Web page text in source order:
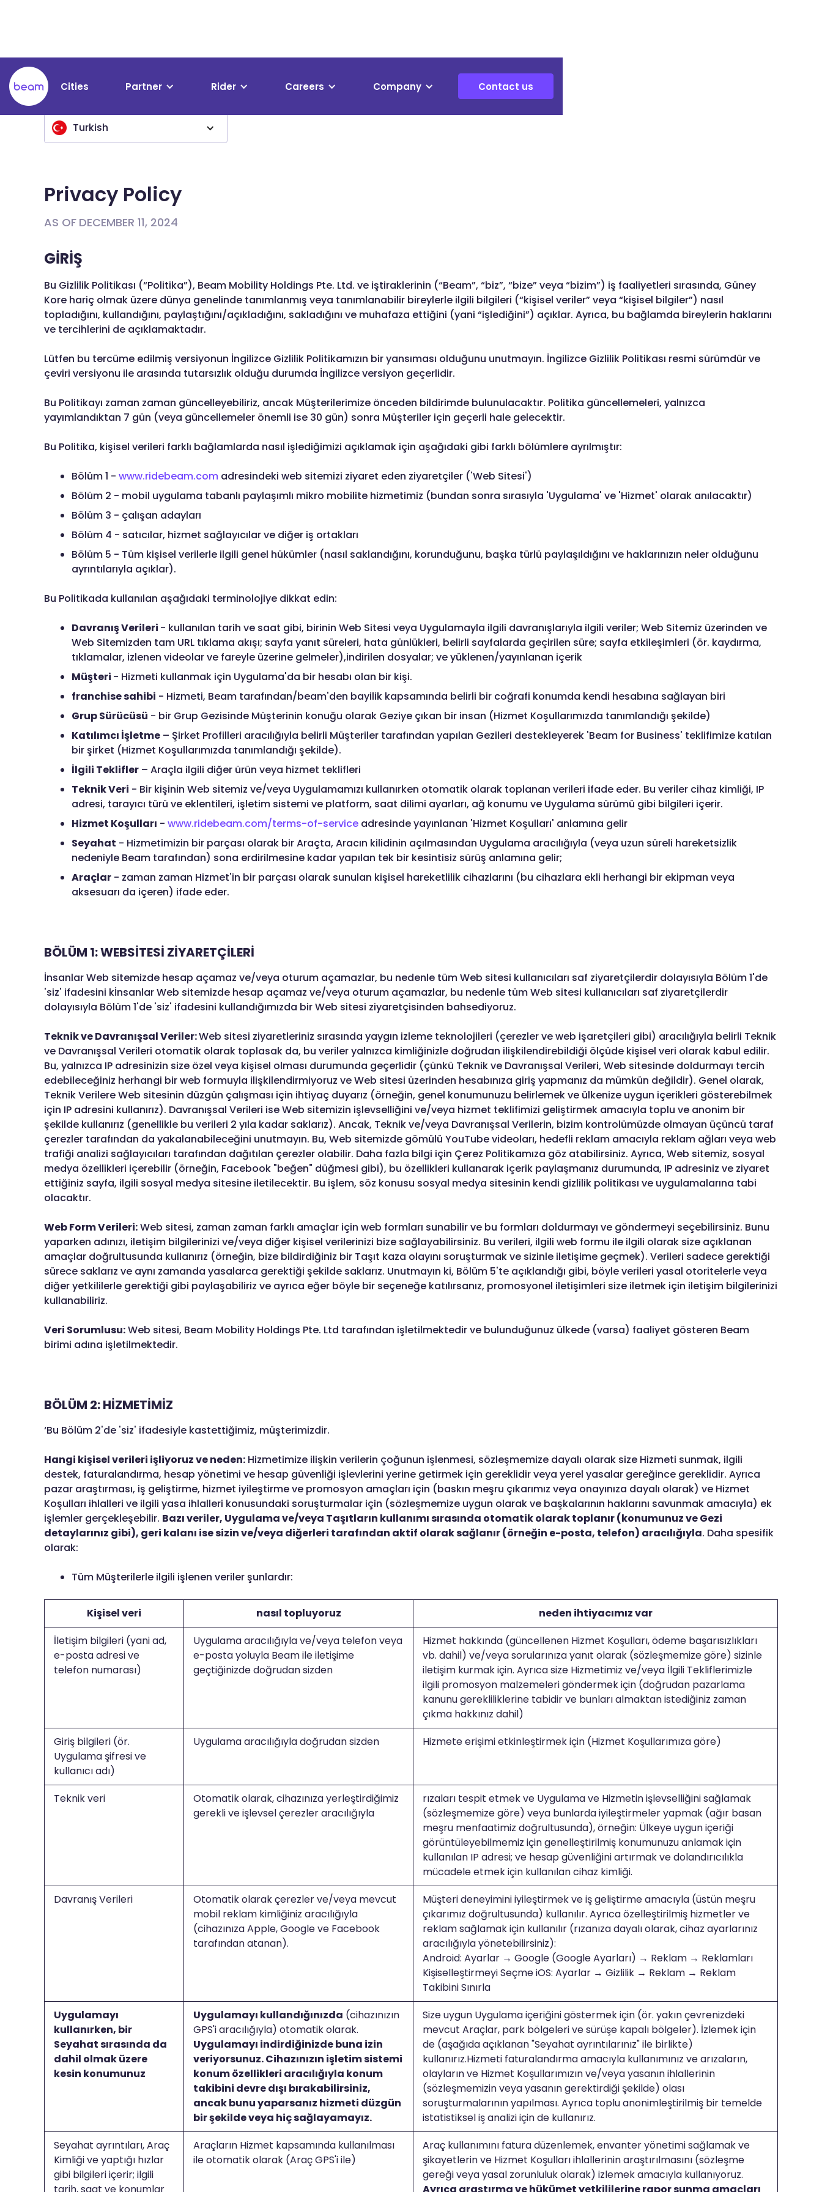
includes
an
accessibility
system.
disabilities
Cities Partner Rider Careers Company Contact us
Turkish
Privacy Policy
AS OF DECEMBER 11, 2024
GİRİŞ
Bu Gizlilik Politikası (“Politika”), Beam Mobility Holdings Pte. Ltd. ve iştiraklerinin (“Beam”, “biz”, “bize” veya “bizim”) iş faaliyetleri sırasında, Güney
Kore hariç olmak üzere dünya genelinde tanımlanmış veya tanımlanabilir bireylerle ilgili bilgileri (“kişisel veriler” veya “kişisel bilgiler”) nasıl
topladığını, kullandığını, paylaştığını/açıkladığını, sakladığını ve muhafaza ettiğini (yani “işlediğini”) açıklar. Ayrıca, bu bağlamda bireylerin haklarını
ve tercihlerini de açıklamaktadır.
Lütfen bu tercüme edilmiş versiyonun İngilizce Gizlilik Politikamızın bir yansıması olduğunu unutmayın. İngilizce Gizlilik Politikası resmi sürümdür ve
çeviri versiyonu ile arasında tutarsızlık olduğu durumda İngilizce versiyon geçerlidir.
Bu Politikayı zaman zaman güncelleyebiliriz, ancak Müşterilerimize önceden bildirimde bulunulacaktır. Politika güncellemeleri, yalnızca
yayımlandıktan 7 gün (veya güncellemeler önemli ise 30 gün) sonra Müşteriler için geçerli hale gelecektir.
Bu Politika, kişisel verileri farklı bağlamlarda nasıl işlediğimizi açıklamak için aşağıdaki gibi farklı bölümlere ayrılmıştır:
Bölüm 1 - www.ridebeam.com adresindeki web sitemizi ziyaret eden ziyaretçiler ('Web Sitesi')
Bölüm 2 - mobil uygulama tabanlı paylaşımlı mikro mobilite hizmetimiz (bundan sonra sırasıyla 'Uygulama' ve 'Hizmet' olarak anılacaktır)
Bölüm 3 - çalışan adayları
Bölüm 4 - satıcılar, hizmet sağlayıcılar ve diğer iş ortakları
Bölüm 5 - Tüm kişisel verilerle ilgili genel hükümler (nasıl saklandığını, korunduğunu, başka türlü paylaşıldığını ve haklarınızın neler olduğunu
ayrıntılarıyla açıklar).
Bu Politikada kullanılan aşağıdaki terminolojiye dikkat edin:
Davranış Verileri - kullanılan tarih ve saat gibi, birinin Web Sitesi veya Uygulamayla ilgili davranışlarıyla ilgili veriler; Web Sitemiz üzerinden ve
Web Sitemizden tam URL tıklama akışı; sayfa yanıt süreleri, hata günlükleri, belirli sayfalarda geçirilen süre; sayfa etkileşimleri (ör. kaydırma,
tıklamalar, izlenen videolar ve fareyle üzerine gelmeler),indirilen dosyalar; ve yüklenen/yayınlanan içerik
Müşteri - Hizmeti kullanmak için Uygulama'da bir hesabı olan bir kişi.
franchise sahibi - Hizmeti, Beam tarafından/beam'den bayilik kapsamında belirli bir coğrafi konumda kendi hesabına sağlayan biri
Grup Sürücüsü - bir Grup Gezisinde Müşterinin konuğu olarak Geziye çıkan bir insan (Hizmet Koşullarımızda tanımlandığı şekilde)
Katılımcı İşletme – Şirket Profilleri aracılığıyla belirli Müşteriler tarafından yapılan Gezileri destekleyerek 'Beam for Business' teklifimize katılan
bir şirket (Hizmet Koşullarımızda tanımlandığı şekilde).
İlgili Teklifler – Araçla ilgili diğer ürün veya hizmet teklifleri
Teknik Veri - Bir kişinin Web sitemiz ve/veya Uygulamamızı kullanırken otomatik olarak toplanan verileri ifade eder. Bu veriler cihaz kimliği, IP
adresi, tarayıcı türü ve eklentileri, işletim sistemi ve platform, saat dilimi ayarları, ağ konumu ve Uygulama sürümü gibi bilgileri içerir.
Hizmet Koşulları - www.ridebeam.com/terms-of-service adresinde yayınlanan 'Hizmet Koşulları' anlamına gelir
Seyahat - Hizmetimizin bir parçası olarak bir Araçta, Aracın kilidinin açılmasından Uygulama aracılığıyla (veya uzun süreli hareketsizlik
nedeniyle Beam tarafından) sona erdirilmesine kadar yapılan tek bir kesintisiz sürüş anlamına gelir;
Araçlar - zaman zaman Hizmet'in bir parçası olarak sunulan kişisel hareketlilik cihazlarını (bu cihazlara ekli herhangi bir ekipman veya
aksesuarı da içeren) ifade eder.
BÖLÜM 1: WEBSİTESİ ZİYARETÇİLERİ
İnsanlar Web sitemizde hesap açamaz ve/veya oturum açamazlar, bu nedenle tüm Web sitesi kullanıcıları saf ziyaretçilerdir dolayısıyla Bölüm 1'de
'siz' ifadesini kİnsanlar Web sitemizde hesap açamaz ve/veya oturum açamazlar, bu nedenle tüm Web sitesi kullanıcıları saf ziyaretçilerdir
dolayısıyla Bölüm 1'de 'siz' ifadesini kullandığımızda bir Web sitesi ziyaretçisinden bahsediyoruz.
Teknik ve Davranışsal Veriler:Web sitesi ziyaretleriniz sırasında yaygın izleme teknolojileri (çerezler ve web işaretçileri gibi) aracılığıyla belirli Teknik
ve Davranışsal Verileri otomatik olarak toplasak da, bu veriler yalnızca kimliğinizle doğrudan ilişkilendirebildiği ölçüde kişisel veri olarak kabul edilir.
Bu, yalnızca IP adresinizin size özel veya kişisel olması durumunda geçerlidir (çünkü Teknik ve Davranışsal Verileri, Web sitesinde doldurmayı tercih
edebileceğiniz herhangi bir web formuyla ilişkilendirmiyoruz ve Web sitesi üzerinden hesabınıza giriş yapmanız da mümkün değildir). Genel olarak,
Teknik Verilere Web sitesinin düzgün çalışması için ihtiyaç duyarız (örneğin, genel konumunuzu belirlemek ve ülkenize uygun içerikleri gösterebilmek
için IP adresini kullanırız). Davranışsal Verileri ise Web sitemizin işlevselliğini ve/veya hizmet teklifimizi geliştirmek amacıyla toplu ve anonim bir
şekilde kullanırız (genellikle bu verileri 2 yıla kadar saklarız). Ancak, Teknik ve/veya Davranışsal Verilerin, bizim kontrolümüzde olmayan üçüncü taraf
çerezler tarafından da yakalanabileceğini unutmayın. Bu, Web sitemizde gömülü YouTube videoları, hedefli reklam amacıyla reklam ağları veya web
trafiği analizi sağlayıcıları tarafından dağıtılan çerezler olabilir. Daha fazla bilgi için Çerez Politikamıza göz atabilirsiniz. Ayrıca, Web sitemiz, sosyal
medya özellikleri içerebilir (örneğin, Facebook "beğen" düğmesi gibi), bu özellikleri kullanarak içerik paylaşmanız durumunda, IP adresiniz ve ziyaret
ettiğiniz sayfa, ilgili sosyal medya sitesine iletilecektir. Bu işlem, söz konusu sosyal medya sitesinin kendi gizlilik politikası ve uygulamalarına tabi
olacaktır.
Web Form Verileri:Web sitesi, zaman zaman farklı amaçlar için web formları sunabilir ve bu formları doldurmayı ve göndermeyi seçebilirsiniz. Bunu
yaparken adınızı, iletişim bilgilerinizi ve/veya diğer kişisel verilerinizi bize sağlayabilirsiniz. Bu verileri, ilgili web formu ile ilgili olarak size açıklanan
amaçlar doğrultusunda kullanırız (örneğin, bize bildirdiğiniz bir Taşıt kaza olayını soruşturmak ve sizinle iletişime geçmek). Verileri sadece gerektiği
sürece saklarız ve aynı zamanda yasalarca gerektiği şekilde saklarız. Unutmayın ki, Bölüm 5'te açıklandığı gibi, böyle verileri yasal otoritelerle veya
diğer yetkililerle gerektiği gibi paylaşabiliriz ve ayrıca eğer böyle bir seçeneğe katılırsanız, promosyonel iletişimleri size iletmek için iletişim bilgilerinizi
kullanabiliriz.
Veri Sorumlusu:Web sitesi, Beam Mobility Holdings Pte. Ltd tarafından işletilmektedir ve bulunduğunuz ülkede (varsa) faaliyet gösteren Beam
birimi adına işletilmektedir.
BÖLÜM 2: HİZMETİMİZ
‘Bu Bölüm 2'de 'siz' ifadesiyle kastettiğimiz, müşterimizdir.
Hangi kişisel verileri işliyoruz ve neden: Hizmetimize ilişkin verilerin çoğunun işlenmesi, sözleşmemize dayalı olarak size Hizmeti sunmak, ilgili
destek, faturalandırma, hesap yönetimi ve hesap güvenliği işlevlerini yerine getirmek için gereklidir veya yerel yasalar gereğince gereklidir. Ayrıca
pazar araştırması, iş geliştirme, hizmet iyileştirme ve promosyon amaçları için (baskın meşru çıkarımız veya onayınıza dayalı olarak) ve Hizmet
Koşulları ihlalleri ve ilgili yasa ihlalleri konusundaki soruşturmalar için (sözleşmemize uygun olarak ve başkalarının haklarını savunmak amacıyla) ek
işlemler gerçekleşebilir. Bazı veriler, Uygulama ve/veya Taşıtların kullanımı sırasında otomatik olarak toplanır (konumunuz ve Gezi
detaylarınız gibi), geri kalanı ise sizin ve/veya diğerleri tarafından aktif olarak sağlanır (örneğin e-posta, telefon) aracılığıyla. Daha spesifik
olarak:
Tüm Müşterilerle ilgili işlenen veriler şunlardır:
Kişisel veri nasıl topluyoruz
neden ihtiyacımız var
İletişim bilgileri (yani ad,
e-posta adresi ve
telefon numarası)
Uygulama aracılığıyla ve/veya telefon veya
e-posta yoluyla Beam ile iletişime
geçtiğinizde doğrudan sizden
Hizmet hakkında (güncellenen Hizmet Koşulları, ödeme başarısızlıkları
vb. dahil) ve/veya sorularınıza yanıt olarak (sözleşmemize göre) sizinle
iletişim kurmak için. Ayrıca size Hizmetimiz ve/veya İlgili Tekliflerimizle
ilgili promosyon malzemeleri göndermek için (doğrudan pazarlama
kanunu gerekliliklerine tabidir ve bunları almaktan istediğiniz zaman
çıkma hakkınız dahil)
Giriş bilgileri (ör.
Uygulama şifresi ve
kullanıcı adı)
Uygulama aracılığıyla doğrudan sizden Hizmete erişimi etkinleştirmek için (Hizmet Koşullarımıza göre)
Teknik veri
Otomatik olarak, cihazınıza yerleştirdiğimiz
gerekli ve işlevsel çerezler aracılığıyla
rızaları tespit etmek ve Uygulama ve Hizmetin işlevselliğini sağlamak
(sözleşmemize göre) veya bunlarda iyileştirmeler yapmak (ağır basan
meşru menfaatimiz doğrultusunda), örneğin: Ülkeye uygun içeriği
görüntüleyebilmemiz için genelleştirilmiş konumunuzu anlamak için
kullanılan IP adresi; ve hesap güvenliğini artırmak ve dolandırıcılıkla
mücadele etmek için kullanılan cihaz kimliği.
Davranış Verileri
Otomatik olarak çerezler ve/veya mevcut
mobil reklam kimliğiniz aracılığıyla
(cihazınıza Apple, Google ve Facebook
tarafından atanan).
Müşteri deneyimini iyileştirmek ve iş geliştirme amacıyla (üstün meşru
çıkarımız doğrultusunda) kullanılır. Ayrıca özelleştirilmiş hizmetler ve
reklam sağlamak için kullanılır (rızanıza dayalı olarak, cihaz ayarlarınız
aracılığıyla yönetebilirsiniz):
Android: Ayarlar → Google (Google Ayarları) → Reklam → Reklamları
Kişiselleştirmeyi Seçme iOS: Ayarlar → Gizlilik → Reklam → Reklam
Takibini Sınırla
Uygulamayı
kullanırken, bir
Seyahat sırasında da
dahil olmak üzere
kesin konumunuz
Uygulamayı kullandığınızda (cihazınızın
GPS'i aracılığıyla) otomatik olarak.
Uygulamayı indirdiğinizde buna izin
veriyorsunuz. Cihazınızın işletim sistemi
konum özellikleri aracılığıyla konum
takibini devre dışı bırakabilirsiniz,
ancak bunu yaparsanız hizmeti düzgün
bir şekilde veya hiç sağlayamayız.
Size uygun Uygulama içeriğini göstermek için (ör. yakın çevrenizdeki
mevcut Araçlar, park bölgeleri ve sürüşe kapalı bölgeler). İzlemek için
de (aşağıda açıklanan "Seyahat ayrıntılarınız" ile birlikte)
kullanırız.Hizmeti faturalandırma amacıyla kullanımınız ve arızaların,
olayların ve Hizmet Koşullarımızın ve/veya yasanın ihlallerinin
(sözleşmemizin veya yasanın gerektirdiği şekilde) olası
soruşturmalarının yapılması. Ayrıca toplu anonimleştirilmiş bir temelde
istatistiksel iş analizi için de kullanırız.
Seyahat ayrıntıları, Araç
Kimliği ve yaptığı hızlar
gibi bilgileri içerir; ilgili
Araçların Hizmet kapsamında kullanılması
ile otomatik olarak (Araç GPS'i ile)
Araç kullanımını fatura düzenlemek, envanter yönetimi sağlamak ve
şikayetlerin ve Hizmet Koşulları ihlallerinin araştırılmasını (sözleşme
gereği veya yasal zorunluluk olarak) izlemek amacıyla kullanıyoruz.